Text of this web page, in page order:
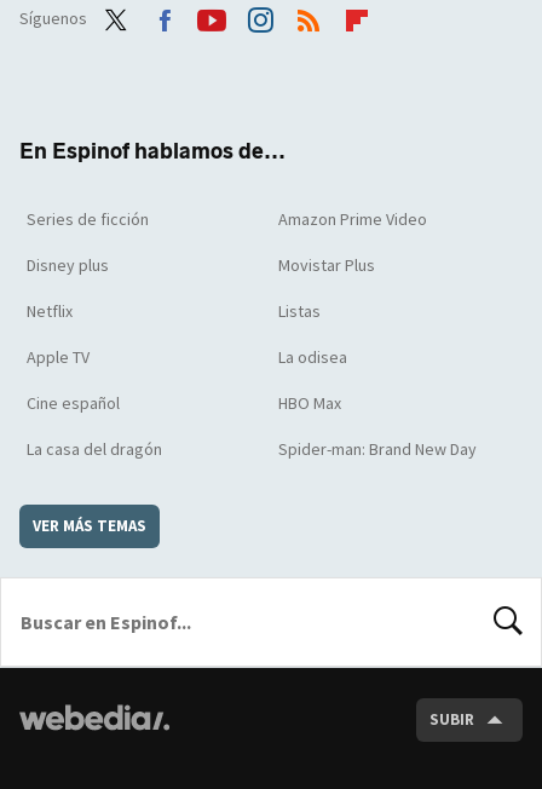
Síguenos
En Espinof hablamos de...
Series de ficción Amazon Prime Video
Disney plus Movistar Plus
Netflix Listas
Apple TV La odisea
Cine español HBO Max
La casa del dragón Spider-man: Brand New Day
VER MÁS TEMAS
SUBIR